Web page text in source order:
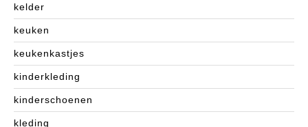
kelder
keuken
keukenkastjes
kinderkleding
kinderschoenen
kleding